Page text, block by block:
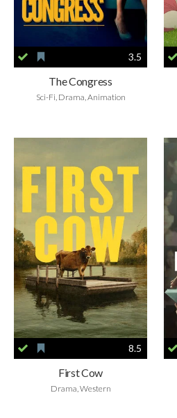
3.5
The Congress
Sci-Fi, Drama, Animation
8.5
First Cow
Drama, Western